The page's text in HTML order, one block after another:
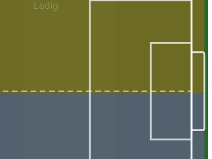
Ledig
Lime Sportadmin efter just er verksamhet.